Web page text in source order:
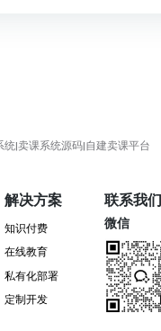
统|卖课系统源码|自建卖课平台
解决方案
知识付费
在线教育
私有化部署
定制开发
联系我们
微信